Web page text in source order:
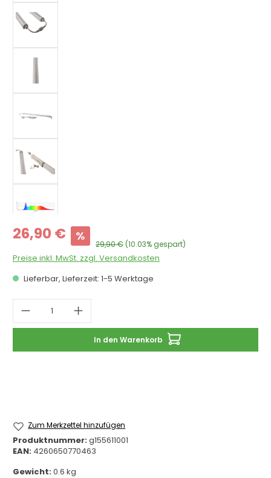
Verkaufspreis:
26,90 € %
Regulärer Preis:
29,90 € (10.03% gespart)
Preise inkl. MwSt. zzgl. Versandkosten
Lieferbar, Lieferzeit: 1-5 Werktage
Produkt Anzahl: Gib den
In den Warenkorb
Zum Merkzettel hinzufügen
Produktnummer:g155611001
EAN: 4260650770463
Gewicht:0.6 kg